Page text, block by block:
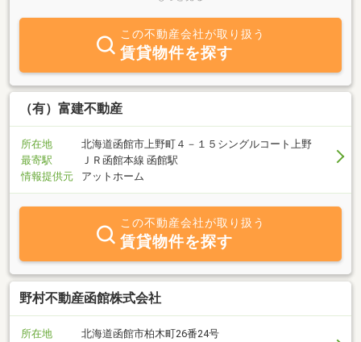
様、ご転勤の法人様、ペット可物件などお客様の様々なニーズにお
応え致します。親切、丁寧をモットーに納得のいくお部屋をお探し
します！！営業スタッフの明るい親しみ深い対応でお客様のご紹介
も多数いただいており大変感謝いたしております。ご相談ご案内は
当然無料です。お気軽にお越し下さい。お電話お待ちしておりま
す。
この不動産会社が取り扱う
賃貸物件を探す
（有）富建不動産
所在地
北海道函館市上野町４－１５シングルコート上野
最寄駅
ＪＲ函館本線 函館駅
情報提供元
アットホーム
この不動産会社が取り扱う
賃貸物件を探す
野村不動産函館株式会社
所在地
北海道函館市柏木町26番24号